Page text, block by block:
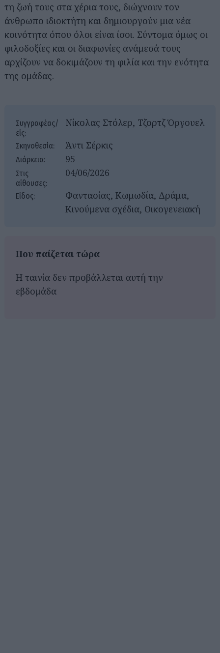
τη ζωή τους στα χέρια τους, διώχνουν τον
άνθρωπο ιδιοκτήτη και δημιουργούν μια νέα
κοινότητα όπου όλοι είναι ίσοι. Σύντομα όμως οι
φιλοδοξίες και οι διαφωνίες ανάμεσά τους
αρχίζουν να δοκιμάζουν τη φιλία και την ενότητα
της ομάδας.
Συγγραφέας/
είς:
Νίκολας Στόλερ, Τζορτζ Όργουελ
Σκηνοθεσία: Άντι Σέρκις
Διάρκεια: 95
Στις
αίθουσες:
04/06/2026
Είδος:
Φαντασίας, Κωμωδία, Δράμα,
Κινούμενα σχέδια, Οικογενειακή
Που παίζεται τώρα
Η ταινία δεν προβάλλεται αυτή την
εβδομάδα